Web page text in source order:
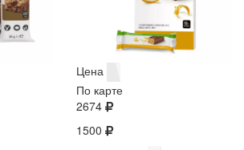
Цена
По карте
2674
1500